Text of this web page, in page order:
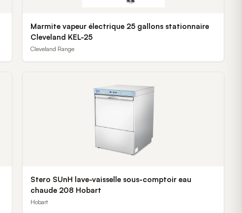
Marmite vapeur électrique 25 gallons stationnaire
Cleveland KEL-25
Cleveland Range
Stero SUnH lave-vaisselle sous-comptoir eau
chaude 208 Hobart
Hobart